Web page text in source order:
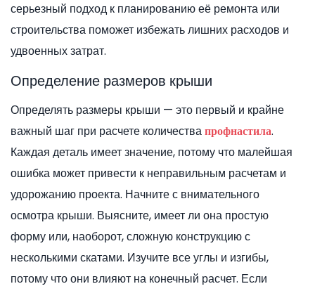
серьезный подход к планированию её ремонта или
строительства поможет избежать лишних расходов и
удвоенных затрат.
Определение размеров крыши
Определять размеры крыши — это первый и крайне
важный шаг при расчете количествапрофнастила.
Каждая деталь имеет значение, потому что малейшая
ошибка может привести к неправильным расчетам и
удорожанию проекта. Начните с внимательного
осмотра крыши. Выясните, имеет ли она простую
форму или, наоборот, сложную конструкцию с
несколькими скатами. Изучите все углы и изгибы,
потому что они влияют на конечный расчет. Если